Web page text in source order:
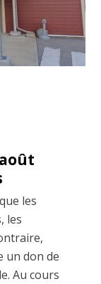
les
les
un don de
Au cours